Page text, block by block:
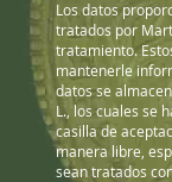
Los datos
tratados por
tratamiento.
mantenerle
datos se
L., los cuales se
casilla de
manera libre,
sean tratados